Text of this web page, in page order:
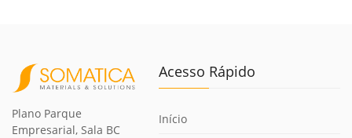
Plano Parque
Empresarial, Sala BC
Acesso Rápido
Início